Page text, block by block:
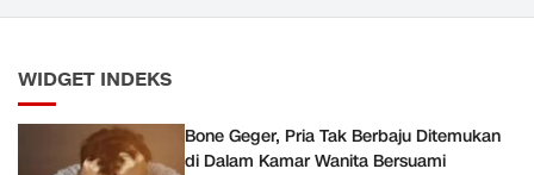
WIDGET INDEKS
Bone Geger, Pria Tak Berbaju Ditemukan
di Dalam Kamar Wanita Bersuami